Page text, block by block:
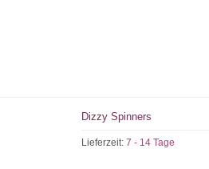
Dizzy Spinners
Lieferzeit:7 - 14 Tage